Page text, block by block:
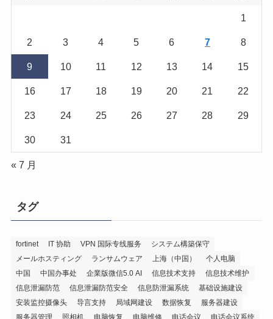
1
2 3 4 5 6 7 8
9 10 11 12 13 14 15
16 17 18 19 20 21 22
23 24 25 26 27 28 29
30 31
« 7 月
タグ
fortinet IT 协助 VPN 国际专线服务
システム構築保守
メールホスティング
ランサムウェア 上海（中国）
个人电脑
中国
中国办事处 企業版微信5.0 AI 信息技术支持
信息技术维护
信息泄漏防范
信息泄漏防范安全 信息防泄漏系统
基础设施建设
安装监控摄像头
导言支持 局域网建设 数据恢复
服务器建设